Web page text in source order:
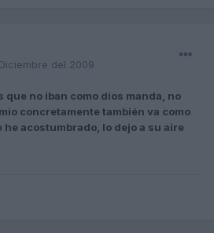
del 2009
que no iban como dios manda, no
concretamente también va como
he acostumbrado, lo dejo a su aire